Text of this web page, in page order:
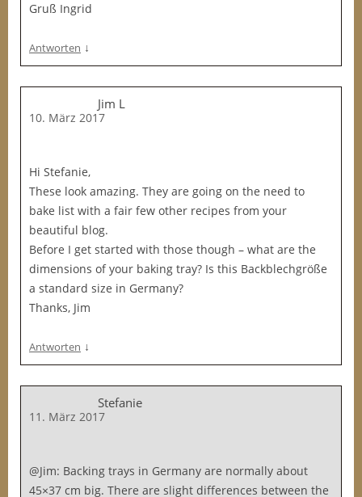
Gruß Ingrid
Antworten ↓
Jim L
10. März 2017
Hi Stefanie,
These look amazing. They are going on the need to
bake list with a fair few other recipes from your
beautiful blog.
Before I get started with those though – what are the
dimensions of your baking tray? Is this Backblechgröße
a standard size in Germany?
Thanks, Jim
Antworten ↓
Stefanie
11. März 2017
@Jim: Backing trays in Germany are normally about
45×37 cm big. There are slight differences between the